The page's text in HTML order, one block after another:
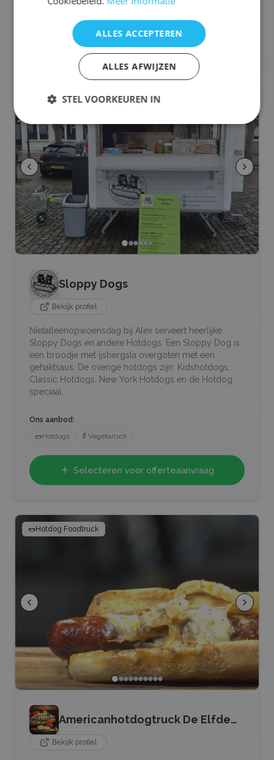
Selecteren voor offerteaanvraag
Hotdog Foodtruck
Sloppy Dogs
Bekijk profiel
Nietalleenopwoensdag bij Alex serveert heerlijke
Sloppy Dogs en andere Hotdogs. Een Sloppy Dog is
een broodje met ijsbergsla overgoten met een
gehaktsaus. De overige hotdogs zijn: Kidshotdogs,
Classic Hotdogs, New York Hotdogs en de Hotdog
speciaal.
Ons aanbod:
🌭Hotdogs 🥬 Vegetarisch
Selecteren voor offerteaanvraag
🌭Hotdog Foodtruck
Americanhotdogtruck De Elfde
Elf
Bekijk profiel
ALLES ACCEPTEREN
ALLES AFWIJZEN
STEL VOORKEUREN IN